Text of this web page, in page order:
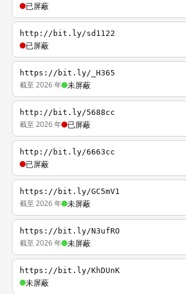
已屏蔽
http://bit.ly/sd1122
已屏蔽
https://bit.ly/_H365
截至 2026 年 未屏蔽
http://bit.ly/5688cc
截至 2026 年 已屏蔽
http://bit.ly/6663cc
已屏蔽
https://bit.ly/GC5mV1
截至 2026 年 未屏蔽
https://bit.ly/N3ufRO
截至 2026 年 未屏蔽
https://bit.ly/KhDUnK
未屏蔽